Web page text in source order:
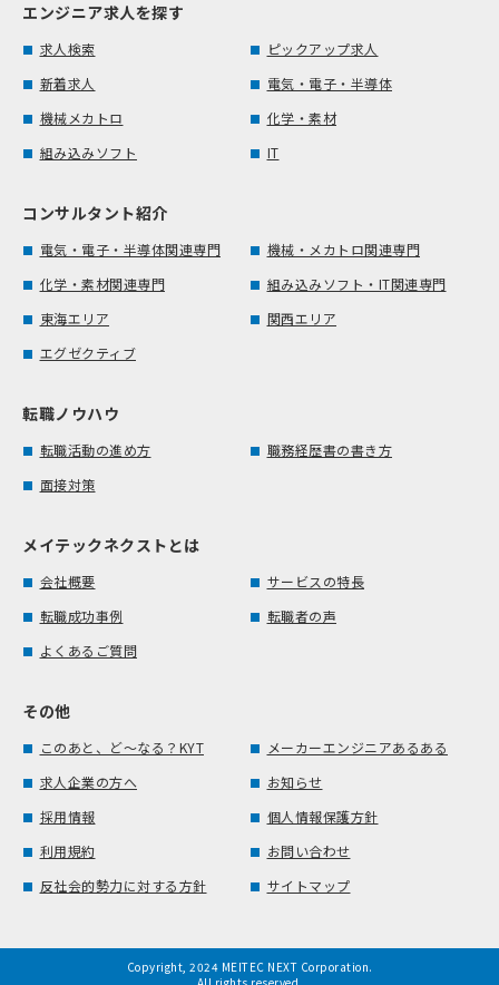
エンジニア求人を探す
求人検索
ピックアップ求人
新着求人
電気・電子・半導体
機械メカトロ
化学・素材
組み込みソフト
IT
コンサルタント紹介
電気・電子・半導体関連専門
機械・メカトロ関連専門
化学・素材関連専門
組み込みソフト・IT関連専門
東海エリア
関西エリア
エグゼクティブ
転職ノウハウ
転職活動の進め方
職務経歴書の書き方
面接対策
メイテックネクストとは
会社概要
サービスの特長
転職成功事例
転職者の声
よくあるご質問
その他
このあと、ど～なる？KYT
メーカーエンジニアあるある
求人企業の方へ
お知らせ
採用情報
個人情報保護方針
利用規約
お問い合わせ
反社会的勢力に対する方針
サイトマップ
Copyright, 2024 MEITEC NEXT Corporation.